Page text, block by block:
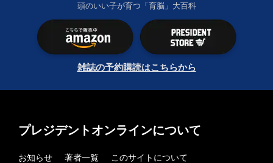
頭のいい子が育つ「育脳」大百科
雑誌の予約購読はこちらから
プレジデントオンラインについて
お知らせ 著者一覧
このサイトについて